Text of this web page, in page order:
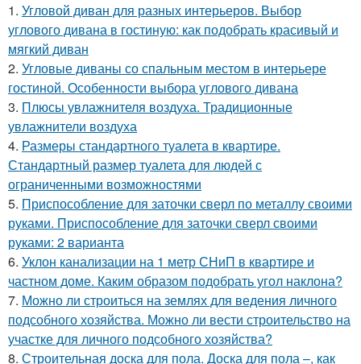
1. Угловой диван для разных интерьеров. Выбор
углового дивана в гостиную: как подобрать красивый и
мягкий диван
2. Угловые диваны со спальным местом в интерьере
гостиной. Особенности выбора углового дивана
3. Плюсы увлажнителя воздуха. Традиционные
увлажнители воздуха
4. Размеры стандартного туалета в квартире.
Стандартный размер туалета для людей с
ограниченными возможностями
5. Приспособление для заточки сверл по металлу своими
руками. Приспособление для заточки сверл своими
руками: 2 варианта
6. Уклон канализации на 1 метр СНиП в квартире и
частном доме. Каким образом подобрать угол наклона?
7. Можно ли строиться на землях для ведения личного
подсобного хозяйства. Можно ли вести строительство на
участке для личного подсобного хозяйства?
8. Строительная доска для пола. Доска для пола –, как